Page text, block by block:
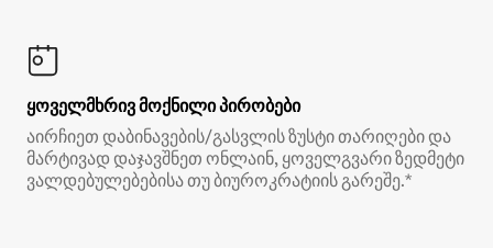
ყოველმხრივ მოქნილი პირობები
აირჩიეთ დაბინავების/გასვლის ზუსტი თარიღები და
მარტივად დაჯავშნეთ ონლაინ, ყოველგვარი ზედმეტი
ვალდებულებებისა თუ ბიუროკრატიის გარეშე.*